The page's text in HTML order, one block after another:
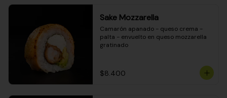
Sake Mozzarella
Camarón apanado - queso crema -
palta - envuelto en queso mozzarella
gratinado
$8.400